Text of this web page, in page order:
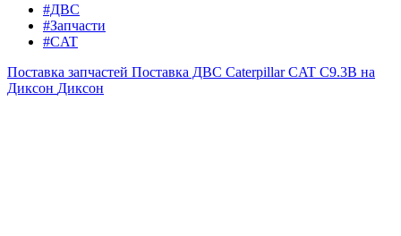
#ДВС
#Запчасти
#CAT
Поставка запчастей Поставка ДВС Caterpillar CAT C9.3B на
Диксон Диксон